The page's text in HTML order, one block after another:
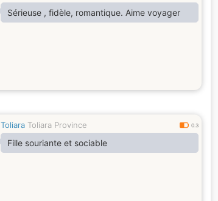
Sérieuse , fidèle, romantique. Aime voyager
Toliara Toliara Province 0.3
Fille souriante et sociable